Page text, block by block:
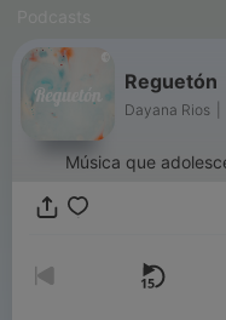
Reguetón
Dayana Rios